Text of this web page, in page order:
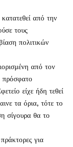
κατατεθεί από την
τους
πολιτικών
από τον
πρόσφατο
είχε ήδη τεθεί
τα όρια, τότε το
σίγουρα θα το
για